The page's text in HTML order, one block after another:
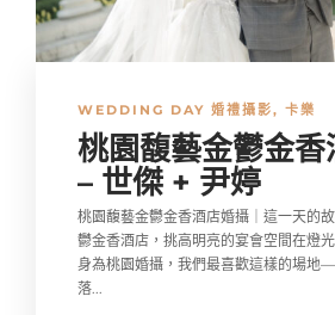
WEDDING DAY 婚禮攝影, 卡樂
桃園馥藝金鬱金香
– 世傑 + 尹婷
桃園馥藝金鬱金香酒店婚攝｜這一天的
鬱金香酒店，挑高明亮的宴會空間在燈
身為桃園婚攝，我們最喜歡這樣的場地
落...